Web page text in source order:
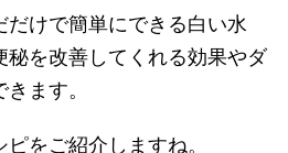
けで簡単にできる白い水
秘を改善してくれる効果やダ
ます。
をご紹介しますね。